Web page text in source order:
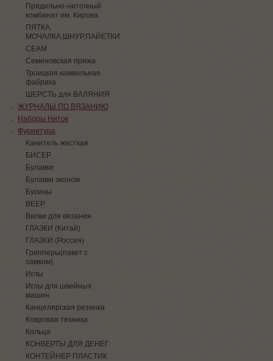
Прядильно-ниточный
комбинат им. Кирова
ПЯТКА,
МОЧАЛКА,ШНУР,ПАЙЕТКИ
СЕАМ
Семеновская пряжа
Троицкая камвольная
фабрика
ШЕРСТЬ для ВАЛЯНИЯ
ЖУРНАЛЫ ПО ВЯЗАНИЮ
Наборы Ниток
Фурнитура
Канитель жесткая
БИСЕР
Булавки
Булавки эконом.
Бусины
ВЕЕР
Вилки для вязания
ГЛАЗКИ (Китай)
ГЛАЗКИ (Россия)
Грипперы(пакет с
замком)
Иглы
Иглы для швейных
машин
Канцелярская резинка
Ковровая техника
Кольца
КОНВЕРТЫ ДЛЯ ДЕНЕГ
КОНТЕЙНЕР ПЛАСТИК